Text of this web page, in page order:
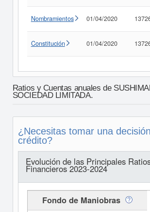
Nombramientos 01/04/2020
Constitución 01/04/2020
Ratios y Cuentas anuales de
SOCIEDAD LIMITADA.
¿Necesitas tomar una
crédito?
Evolución de las Principales
Financieros 2023-2024
Fondo de Maniobras